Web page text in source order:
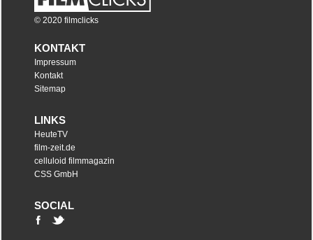
© 2020 filmclicks
KONTAKT
Impressum
Kontakt
Sitemap
LINKS
HeuteTV
film-zeit.de
celluloid filmmagazin
CSS GmbH
SOCIAL